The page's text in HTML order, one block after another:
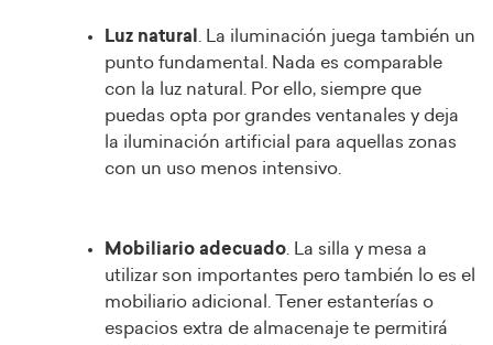
Luz natural . La iluminación juega también un
punto fundamental. Nada es comparable
con la luz natural. Por ello, siempre que
puedas opta por grandes ventanales y deja
la iluminación artificial para aquellas zonas
con un uso menos intensivo.
Mobiliario adecuado. La silla y mesa a
utilizar son importantes pero también lo es el
mobiliario adicional. Tener estanterías o
espacios extra de almacenaje te permitirá